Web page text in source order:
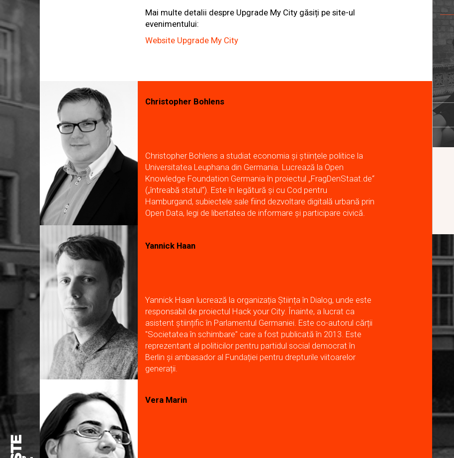
Mai multe detalii despre Upgrade My City găsiți pe site-ul
evenimentului:
Website Upgrade My City
Christopher Bohlens
Christopher Bohlens a studiat economia și științele politice la
Universitatea Leuphana din Germania. Lucrează la Open
Knowledge Foundation Germania în proiectul „FragDenStaat.de“
(„întreabă statul“). Este în legătură și cu Cod pentru
Hamburgand, subiectele sale fiind dezvoltare digitală urbană prin
Open Data, legi de libertatea de informare și participare civică.
Yannick Haan
Yannick Haan lucrează la organizația Știința în Dialog, unde este
responsabil de proiectul Hack your City. Înainte, a lucrat ca
asistent științific în Parlamentul Germaniei. Este co-autorul cărții
"Societatea în schimbare" care a fost publicată în 2013. Este
reprezentant al politicilor pentru partidul social democrat în
Berlin și ambasador al Fundației pentru drepturile viitoarelor
generații.
Vera Marin